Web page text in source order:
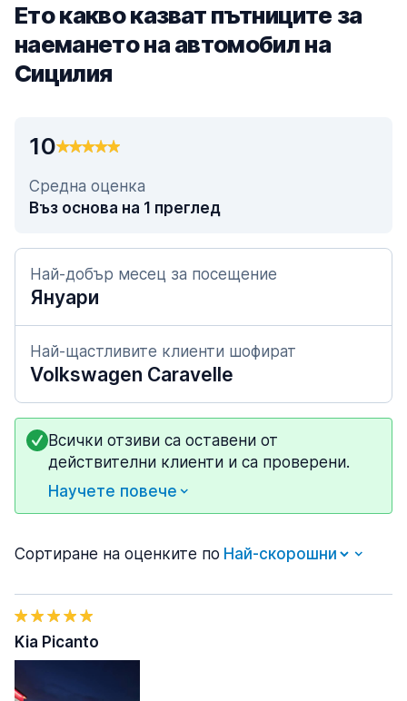
Ето какво казват пътниците за
наемането на автомобил на
Сицилия
10
Средна оценка
Въз основа на 1 преглед
Най-добър месец за посещение
Януари
Най-щастливите клиенти шофират
Volkswagen Caravelle
Всички отзиви са оставени от
действителни клиенти и са проверени.
Научете повече
Сортиране на оценките по
Kia Picanto